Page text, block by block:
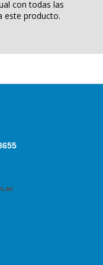
con todas las
este producto.